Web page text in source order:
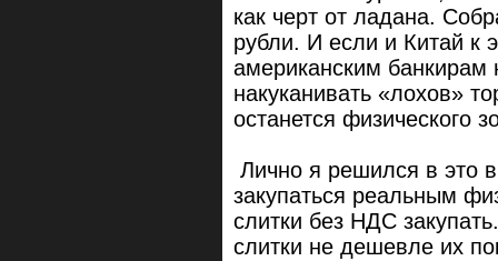
как черт от ладана.
рубли. И если и Китай к
американским
накуканивать «лохов»
останется физического
Лично я решился в это
закупаться реальным
слитки без НДС
слитки не дешевле их